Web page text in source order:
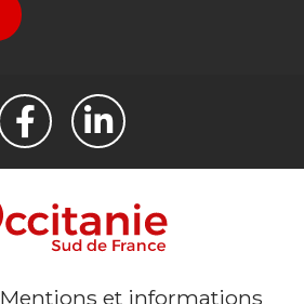
Mentions et informations